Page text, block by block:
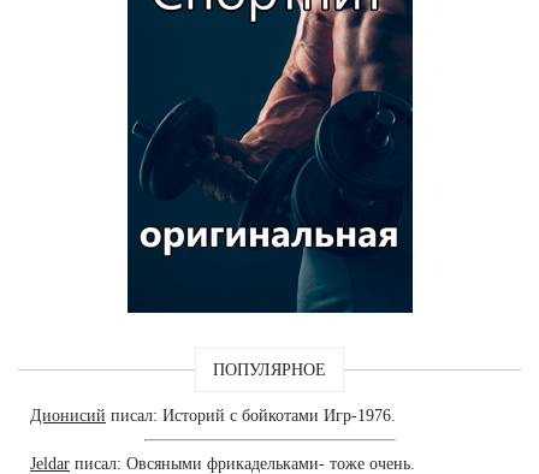
ПОПУЛЯРНОЕ
Дионисий писал: Историй с бойкотами Игр-1976.
Jeldar писал: Овсяными фрикадельками- тоже очень.